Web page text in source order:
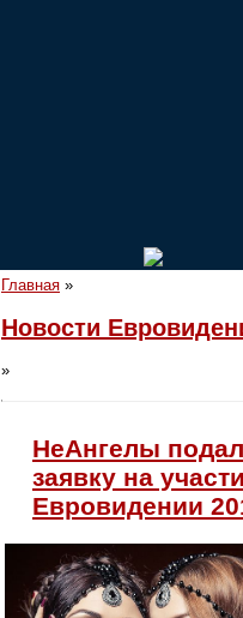
Главная »
Новости
»
НеАнгелы
заявку на
Евровидении